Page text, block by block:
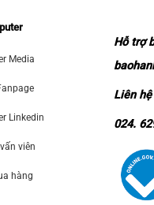
Media
Linkedin
viên
hàng
Hỗ trợ
Liên
024.